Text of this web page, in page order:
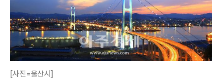
[사진=울산시]